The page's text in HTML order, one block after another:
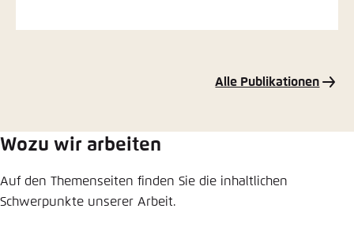
Alle Publikationen
Wozu wir arbeiten
Auf den Themenseiten finden Sie die inhaltlichen
Schwerpunkte unserer Arbeit.